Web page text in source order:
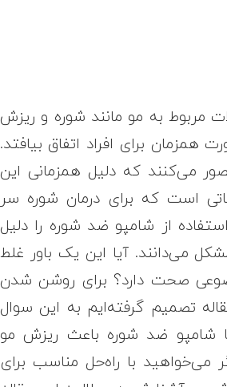
مربوط به مو مانند شوره و ریزش
برای افراد اتفاق بیافتد.
می‌کنند که دلیل همزمانی این
است که برای درمان شوره سر
از شامپو ضد شوره را دلیل
می‌دانند. آیا این یک باور غلط
صحت دارد؟ برای روشن شدن
تصمیم گرفته‌ایم به این سوال
شامپو ضد شوره باعث ریزش مو
می‌خواهید با راه‌حل مناسب برای